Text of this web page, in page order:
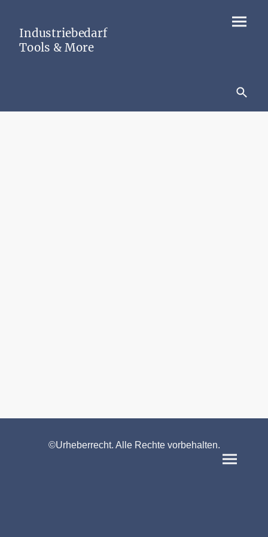
Industriebedarf
Tools & More
©Urheberrecht. Alle Rechte vorbehalten.